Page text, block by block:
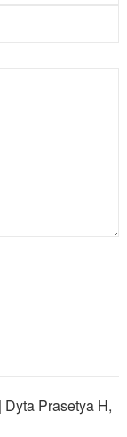
Prasetya H,